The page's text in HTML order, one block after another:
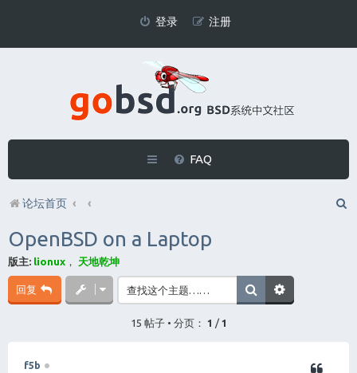
登录 注册
FAQ
论坛首页
OpenBSD on a Laptop
版主: lionux ， 天地乾坤
回复
15 帖子 • 分页： 1 / 1
f5b